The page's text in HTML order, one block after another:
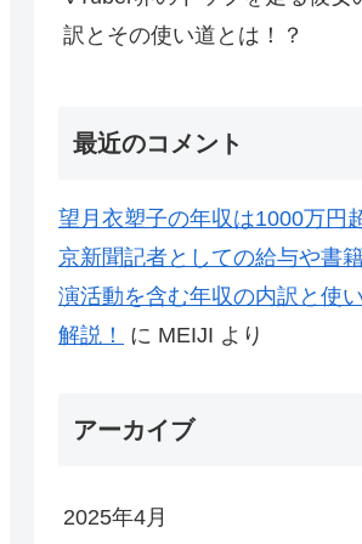
訳とその使い道とは！？
最近のコメント
望月衣塑子の年収は1000万円
京新聞記者としての給与や書
演活動を含む年収の内訳と使
解説！
に MEIJI より
アーカイブ
2025年4月